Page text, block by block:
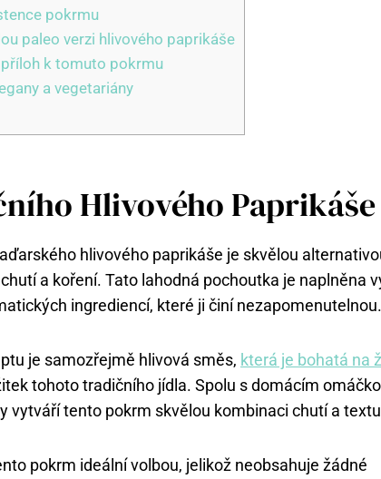
pokrmu
paleo verzi hlivového paprikáše
k tomuto pokrmu
a vegetariány
Hlivového Paprikáše
hlivového paprikáše je skvělou
a koření. Tato lahodná pochoutka je naplněna
ingrediencí, které ji činí nezapomenutelnou.
je samozřejmě hlivová směs, která je bohatá na
tohoto tradičního jídla. Spolu s domácím
vytváří tento pokrm skvělou kombinaci chutí a
pokrm ideální volbou, jelikož neobsahuje žádné